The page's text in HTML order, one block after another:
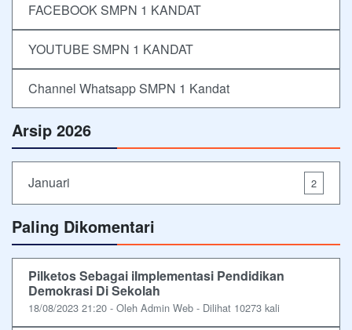
FACEBOOK SMPN 1 KANDAT
YOUTUBE SMPN 1 KANDAT
Channel Whatsapp SMPN 1 Kandat
Arsip 2026
Januari 2
Paling Dikomentari
Pilketos Sebagai iImplementasi Pendidikan
Demokrasi Di Sekolah
18/08/2023 21:20 - Oleh Admin Web - Dilihat 10273 kali